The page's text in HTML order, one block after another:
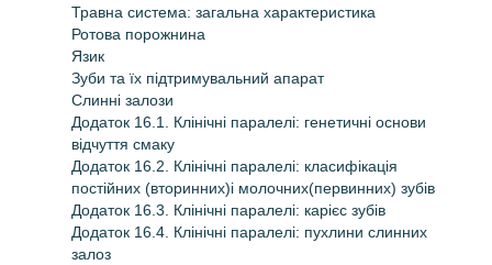
Травна система: загальна характеристика
Ротова порожнина
Язик
Зуби та їх підтримувальний апарат
Слинні залози
Додаток 16.1. Клінічні паралелі: генетичні основи
відчуття смаку
Додаток 16.2. Клінічні паралелі: класифікація
постійних (вторинних)і молочних(первинних) зубів
Додаток 16.3. Клінічні паралелі: карієс зубів
Додаток 16.4. Клінічні паралелі: пухлини слинних
залоз